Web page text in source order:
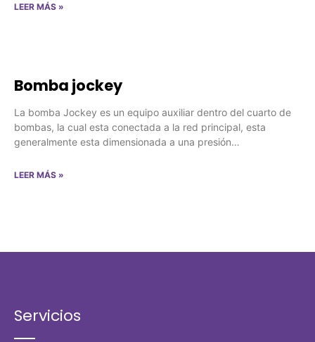
LEER MÁS »
Bomba jockey
La bomba Jockey es un equipo auxiliar dentro del cuarto de
bombas, la cual esta conectada a la red principal, esta
generalmente esta dimensionada a una presión…
LEER MÁS »
Servicios